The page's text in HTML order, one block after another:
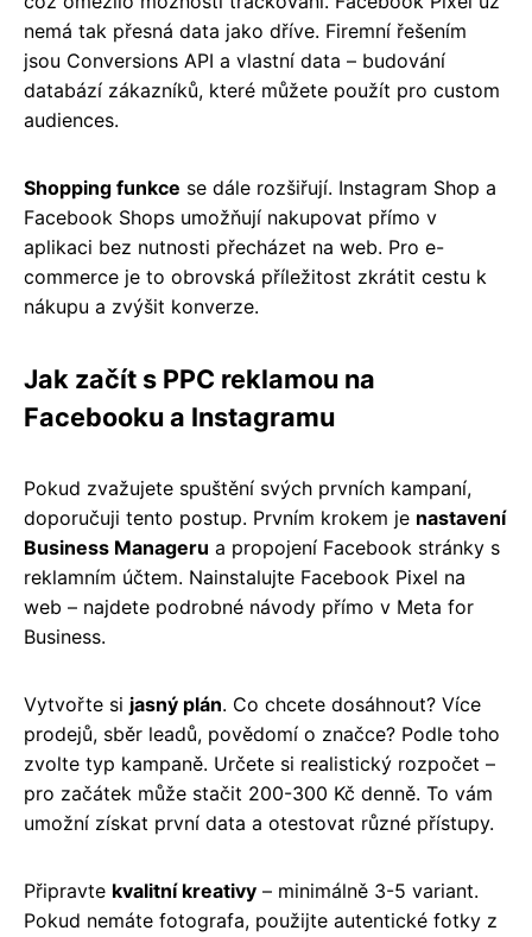
nemá tak přesná data jako dříve. Firemní řešením
jsou Conversions API a vlastní data – budování
databází zákazníků, které můžete použít pro custom
audiences.
Shopping funkce se dále rozšiřují. Instagram Shop a
Facebook Shops umožňují nakupovat přímo v
aplikaci bez nutnosti přecházet na web. Pro e-
commerce je to obrovská příležitost zkrátit cestu k
nákupu a zvýšit konverze.
Jak začít s PPC reklamou na
Facebooku a Instagramu
Pokud zvažujete spuštění svých prvních kampaní,
doporučuji tento postup. Prvním krokem je nastavení
Business Manageru a propojení Facebook stránky s
reklamním účtem. Nainstalujte Facebook Pixel na
web – najdete podrobné návody přímo v Meta for
Business.
Vytvořte si jasný plán. Co chcete dosáhnout? Více
prodejů, sběr leadů, povědomí o značce? Podle toho
zvolte typ kampaně. Určete si realistický rozpočet –
pro začátek může stačit 200-300 Kč denně. To vám
umožní získat první data a otestovat různé přístupy.
Připravte kvalitní kreativy – minimálně 3-5 variant.
Pokud nemáte fotografa, použijte autentické fotky z